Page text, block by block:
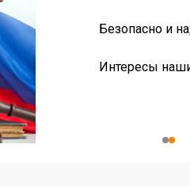
Безопасно и
Интересы